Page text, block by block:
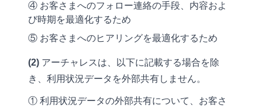
④ お客さまへのフォロー連絡の手段、内容およ
び時期を最適化するため
⑤ お客さまへのヒアリングを最適化するため
(2) アーチャレスは、以下に記載する場合を除
き、利用状況データを外部共有しません。
① 利用状況データの外部共有について、お客さ